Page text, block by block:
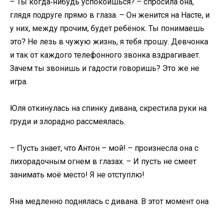
глядя подруге прямо в глаза. – Он женится на Насте, и
у них, между прочим, будет ребёнок. Ты понимаешь
это? Не лезь в чужую жизнь, я тебя прошу. Девчонка
и так от каждого телефонного звонка вздрагивает.
Зачем ты звонишь и гадости говоришь? Это же не
игра.
Юля откинулась на спинку дивана, скрестила руки на
груди и злорадно рассмеялась.
– Пусть знает, что Антон – мой! – произнесла она с
лихорадочным огнем в глазах. – И пусть не смеет
занимать моё место! Я не отступлю!
Яна медленно поднялась с дивана. В этот момент она